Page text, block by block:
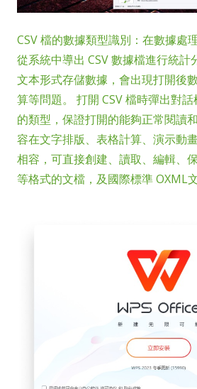
CSV 檔的數據類型識別：在數據處
從系統中導出 CSV 數據檔進行統計
文本形式存儲數據，會出現打開後
算等問題。 打開 CSV 檔時彈出對
的類型，保證打開的能夠正常閱讀
容在文字排版、表格計算、演示動
相容，可直接創建、讀取、編輯、
等格式的文檔，及國際標準 OXML文